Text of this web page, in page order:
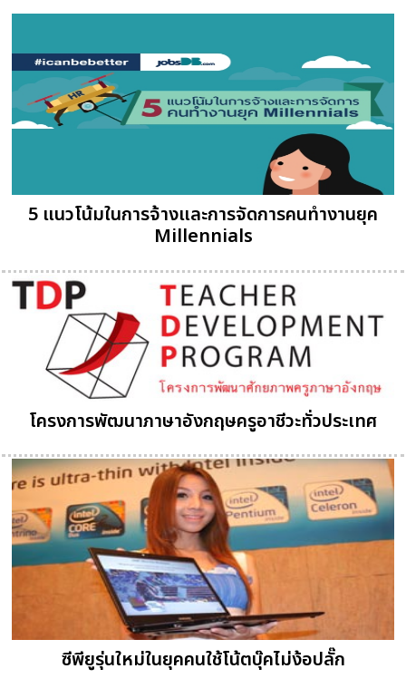
5 แนวโน้มในการจ้างและการจัดการคนทำงานยุค
Millennials
โครงการพัฒนาภาษาอังกฤษครูอาชีวะทั่วประเทศ
ซีพียูรุ่นใหม่ในยุคคนใช้โน้ตบุ๊คไม่ง้อปลั๊ก